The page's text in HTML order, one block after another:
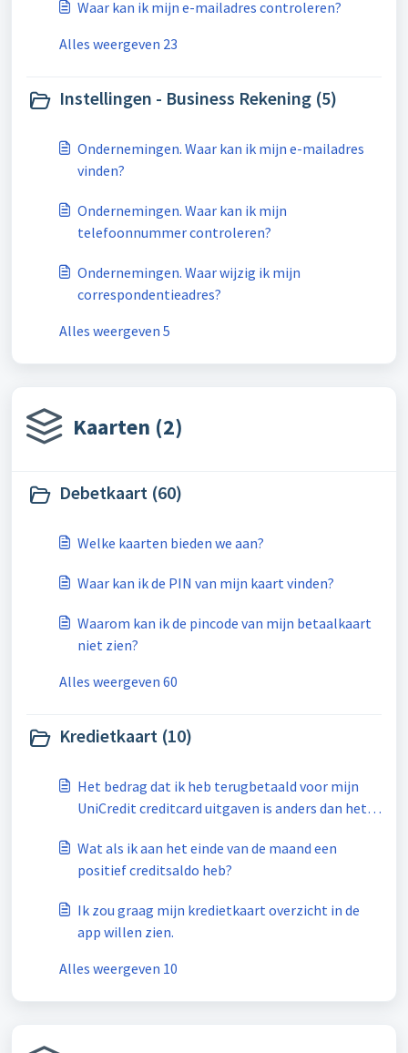
Waar kan ik mijn e-mailadres controleren?
Alles weergeven 23
Instellingen - Business Rekening (5)
Ondernemingen. Waar kan ik mijn e-mailadres
vinden?
Ondernemingen. Waar kan ik mijn
telefoonnummer controleren?
Ondernemingen. Waar wijzig ik mijn
correspondentieadres?
Alles weergeven 5
Kaarten (2)
Debetkaart (60)
Welke kaarten bieden we aan?
Waar kan ik de PIN van mijn kaart vinden?
Waarom kan ik de pincode van mijn betaalkaart
niet zien?
Alles weergeven 60
Kredietkaart (10)
Het bedrag dat ik heb terugbetaald voor mijn
UniCredit creditcard uitgaven is anders dan het
overzicht. Hoe komt dat?
Wat als ik aan het einde van de maand een
positief creditsaldo heb?
Ik zou graag mijn kredietkaart overzicht in de
app willen zien.
Alles weergeven 10